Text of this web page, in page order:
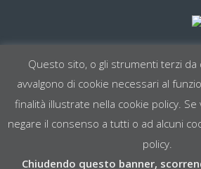
Questo sito, o gli strumenti terzi da
avvalgono di cookie necessari al
finalità illustrate nella cookie policy.
negare il consenso a tutti o ad alcuni
policy.
Chiudendo questo banner,